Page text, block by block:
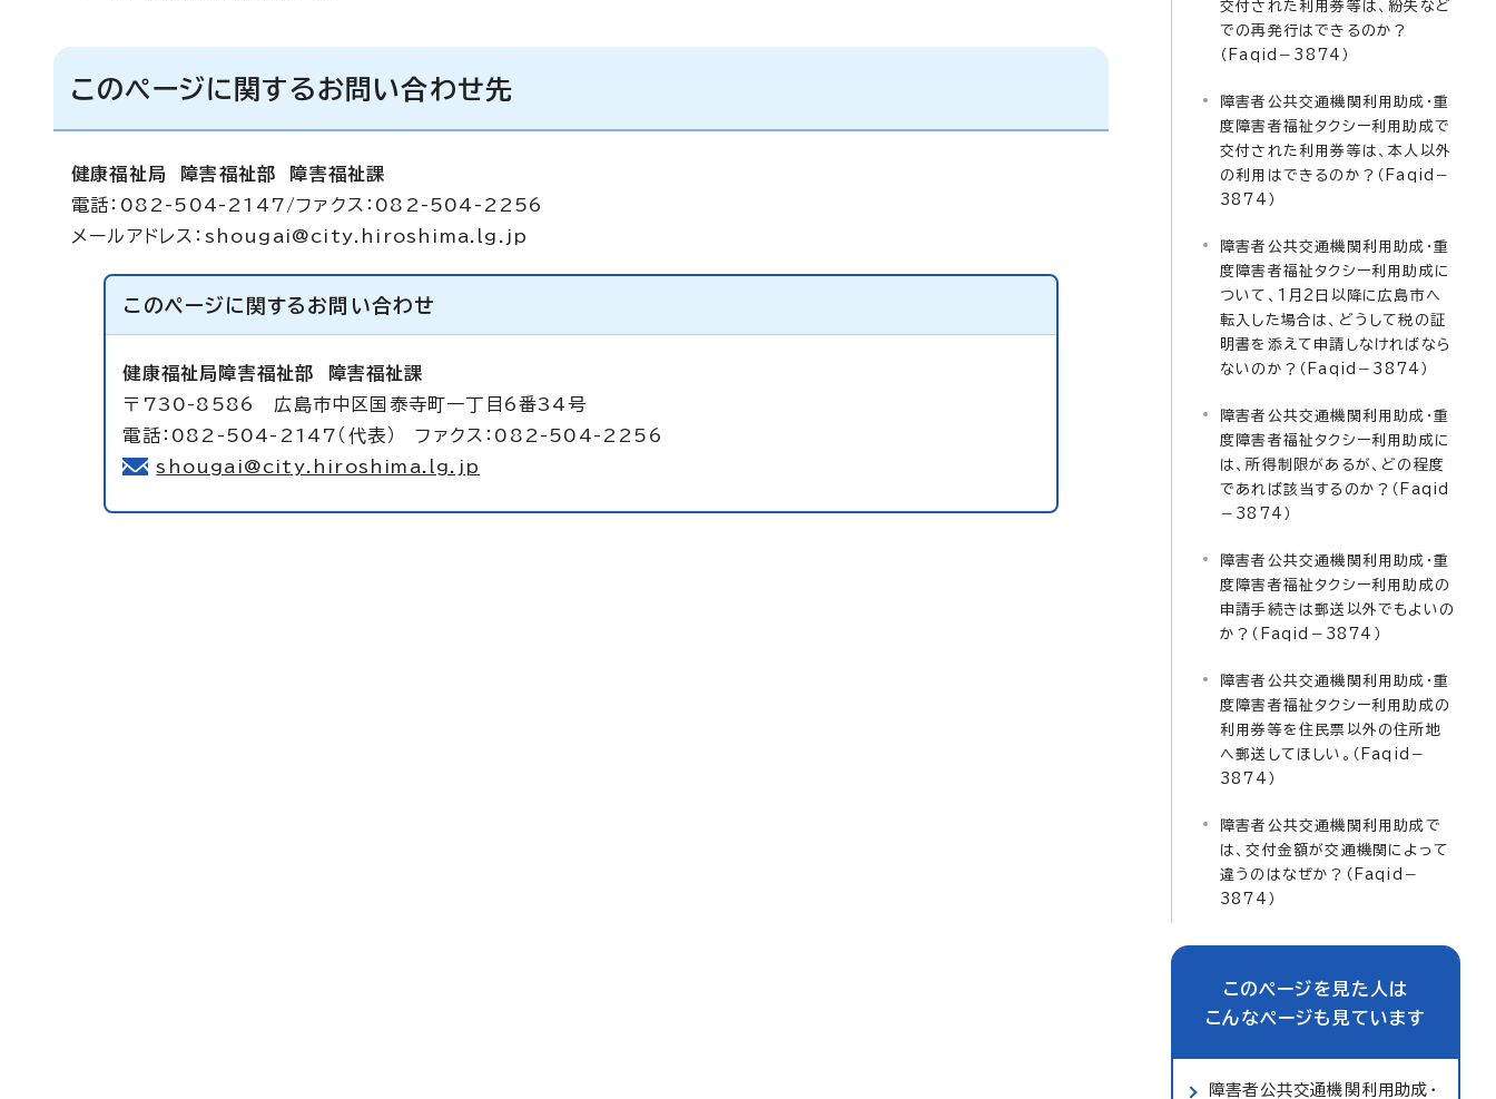
このページに関するお問い合わせ先
健康福祉局 障害福祉部 障害福祉課
電話：082-504-2147/ファクス：082-504-2256
メールアドレス： shougai@city.hiroshima.lg.jp
このページに関する お問い合わせ
健康福祉局障害福祉部
障害福祉課
〒730-8586 広島市中区国泰寺町一丁目6番34号
電話：082-504-2147（代表） ファクス：082-504-2256
shougai@city.hiroshima.lg.jp
交付された利用券等は、紛失など
での再発行はできるのか？
（Faqid－3874）
障害者公共交通機関利用助成・重
度障害者福祉タクシー利用助成で
交付された利用券等は、本人以外
の利用はできるのか？（Faqid－
3874）
障害者公共交通機関利用助成・重
度障害者福祉タクシー利用助成に
ついて、1月2日以降に広島市へ
転入した場合は、どうして税の証
明書を添えて申請しなければなら
ないのか？（Faqid－3874）
障害者公共交通機関利用助成・重
度障害者福祉タクシー利用助成に
は、所得制限があるが、どの程度
であれば該当するのか？（Faqid
－3874）
障害者公共交通機関利用助成・重
度障害者福祉タクシー利用助成の
申請手続きは郵送以外でもよいの
か？（Faqid－3874）
障害者公共交通機関利用助成・重
度障害者福祉タクシー利用助成の
利用券等を住民票以外の住所地
へ郵送してほしい。（Faqid－
3874）
障害者公共交通機関利用助成で
は、交付金額が交通機関によって
違うのはなぜか？（Faqid－
3874）
このページを見た人は
こんなページも見ています
障害者公共交通機関利用助成・